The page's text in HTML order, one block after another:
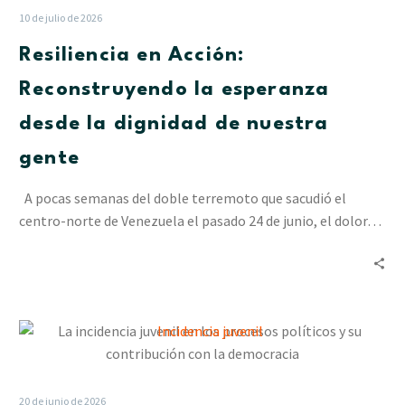
10 de julio de 2026
Resiliencia en Acción:
Reconstruyendo la esperanza
desde la dignidad de nuestra
gente
A pocas semanas del doble terremoto que sacudió el
centro-norte de Venezuela el pasado 24 de junio, el dolor…
La
incidencia
20 de junio de 2026